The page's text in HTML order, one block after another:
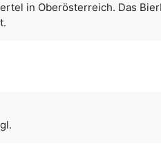
in Oberösterreich. Das